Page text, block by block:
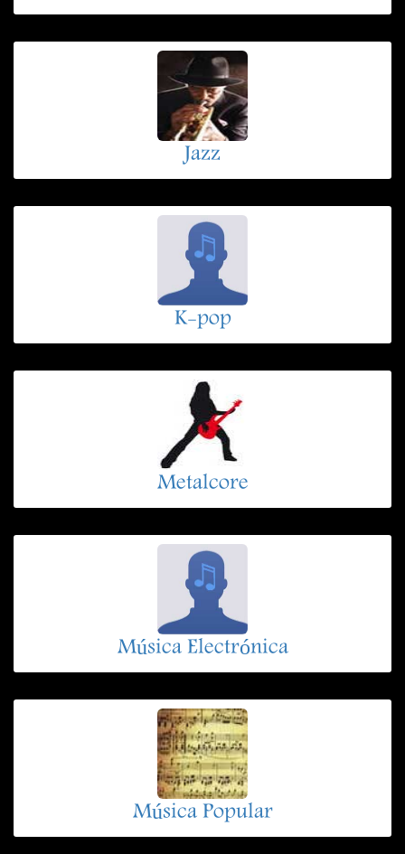
Jazz
K-pop
Metalcore
Música Electrónica
Música Popular